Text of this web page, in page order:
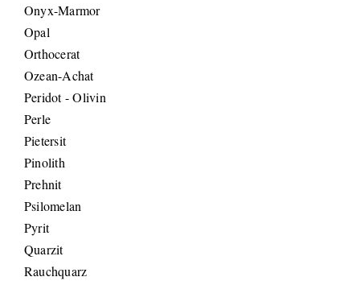
Onyx-Marmor
Opal
Orthocerat
Ozean-Achat
Peridot - Olivin
Perle
Pietersit
Pinolith
Prehnit
Psilomelan
Pyrit
Quarzit
Rauchquarz